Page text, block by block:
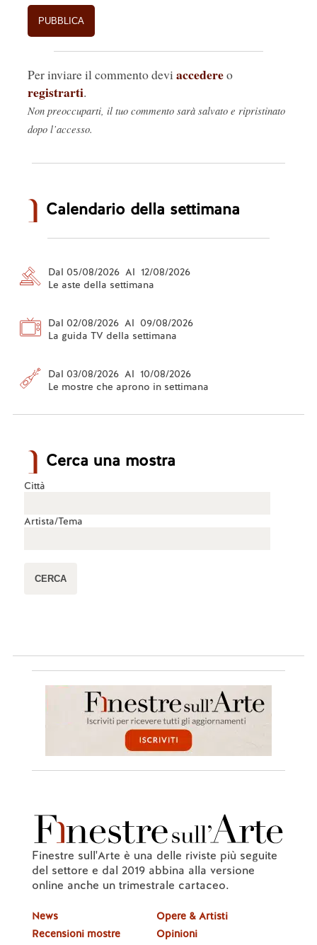
Per inviare il commento devi accedereo
registrarti.
Non preoccuparti, il tuo commento sarà salvato e ripristinato
dopo l’accesso.
Calendario della settimana
Dal 05/08/2026 Al 12/08/2026
Le aste della settimana
Dal 02/08/2026 Al 09/08/2026
La guida TV della settimana
Dal 03/08/2026 Al 10/08/2026
Le mostre che aprono in settimana
Cerca una mostra
Città
Artista/Tema
Finestre sull'Arte è una delle riviste più seguite
del settore e dal 2019 abbina alla versione
online anche un trimestrale cartaceo.
News
Recensioni mostre
Opere & Artisti
Opinioni